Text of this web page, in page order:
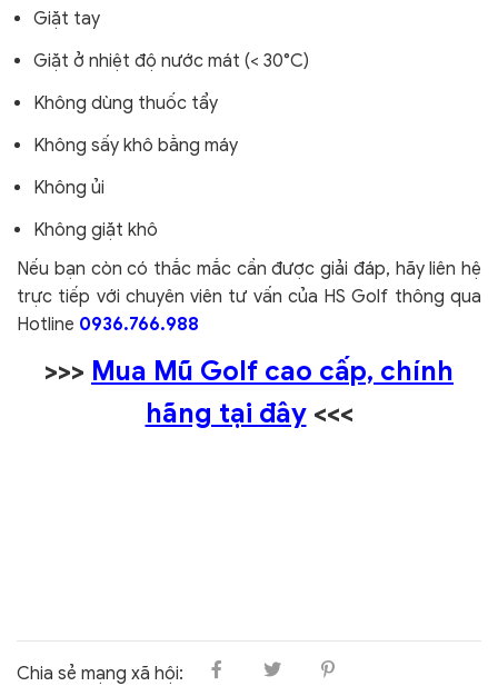
Giặt tay
Giặt ở nhiệt độ nước mát (< 30°C)
Không dùng thuốc tẩy
Không sấy khô bằng máy
Không ủi
Không giặt khô
Nếu bạn còn có thắc mắc cần được giải đáp, hãy liên hệ
trực tiếp với chuyên viên tư vấn của HS Golf thông qua
Hotline 0936.766.988
>>> Mua Mũ Golf cao cấp, chính
hãng tại đây<<<
Chia sẻ mạng xã hội: